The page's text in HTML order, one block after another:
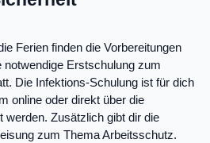
Ferien finden die Vorbereitungen
notwendige Erstschulung zum
Die Infektions-Schulung ist für dich
online oder direkt über die
werden. Zusätzlich gibt dir die
zum Thema Arbeitsschutz.